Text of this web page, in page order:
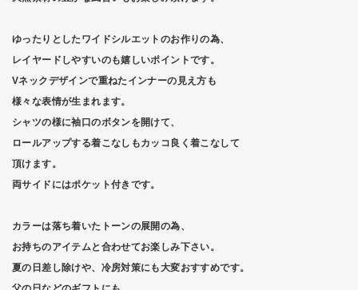
ゆったりとしたワイドシルエットのお作りの為、
レイヤードしやすいのも嬉しいポイントです。
Vネックデザインで重ねたインナーの見え方も
様々な表情が生まれます。
シャツの様に袖口のボタンを開けて、
ロールアップする着こなしもカッコ良く着こなして
頂けます。
両サイドにはポケット付きです。
カラーは落ち着いたトーンの展開の為、
お持ちのアイテムと合わせてお楽しみ下さい。
夏の日差し除けや、冷房対策にも大変おすすめです。